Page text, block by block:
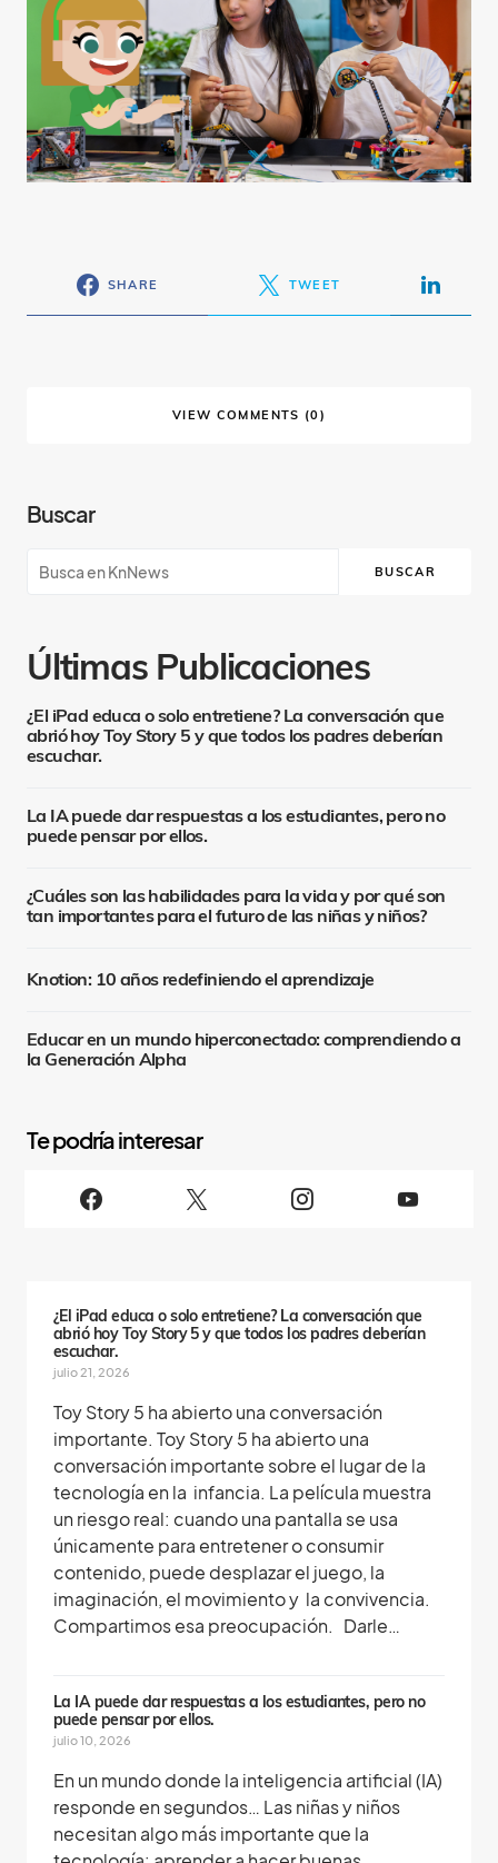
SHARE TWEET
VIEW COMMENTS (0)
Buscar
BUSCAR
Últimas Publicaciones
¿El iPad educa o solo entretiene? La conversación que
abrió hoy Toy Story 5 y que todos los padres deberían
escuchar.
La IA puede dar respuestas a los estudiantes, pero no
puede pensar por ellos.
¿Cuáles son las habilidades para la vida y por qué son
tan importantes para el futuro de las niñas y niños?
Knotion: 10 años redefiniendo el aprendizaje
Educar en un mundo hiperconectado: comprendiendo a
la Generación Alpha
S
¿El iPad educa o solo entretiene? La conversación que
abrió hoy Toy Story 5 y que todos los padres deberían
escuchar.
julio 21, 2026
Toy Story 5 ha abierto una conversación
importante. Toy Story 5 ha abierto una
conversación importante sobre el lugar de la
tecnología en la infancia. La película muestra
un riesgo real: cuando una pantalla se usa
únicamente para entretener o consumir
contenido, puede desplazar el juego, la
imaginación, el movimiento y la convivencia.
Compartimos esa preocupación. Darle…
La IA puede dar respuestas a los estudiantes, pero no
puede pensar por ellos.
julio 10, 2026
En un mundo donde la inteligencia artificial (IA)
responde en segundos… Las niñas y niños
necesitan algo más importante que la